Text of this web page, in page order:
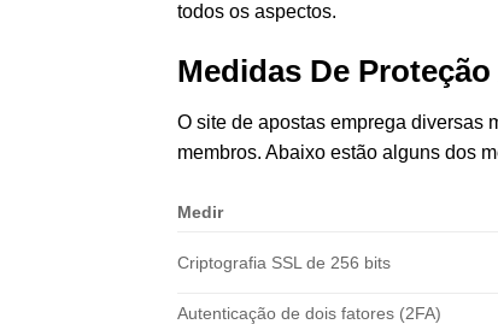
todos os aspectos.
Medidas De
O site de apostas emprega diversas
membros. Abaixo estão alguns dos
Medir
Criptografia SSL de 256 bits
Autenticação de dois fatores (2FA)